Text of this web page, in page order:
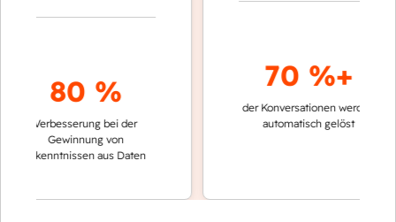
80 %
Verbesserung bei der
Gewinnung von
aus Daten
70 %+
der Konversationen werden
automatisch gelöst